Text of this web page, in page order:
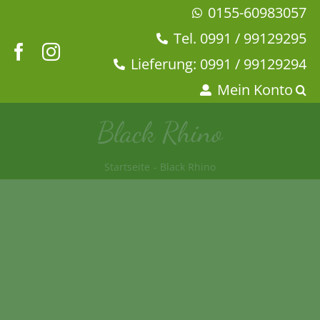
springen
0155-60983057
Tel. 0991 / 99129295
Lieferung: 0991 / 99129294
Mein Konto
Black Rhino
Startseite Black Rhino